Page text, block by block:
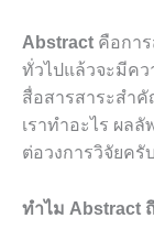
Abstract คือกา
ทั่วไปแล้วจะมีค
สื่อสารสาระสำคั
เราทำอะไร ผล
ต่อวงการวิจัยครับ
ทำไม Abstract